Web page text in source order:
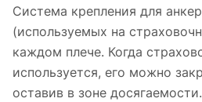
Система крепления для
(используемых на
каждом плече. Когда
используется, его можно
оставив в зоне